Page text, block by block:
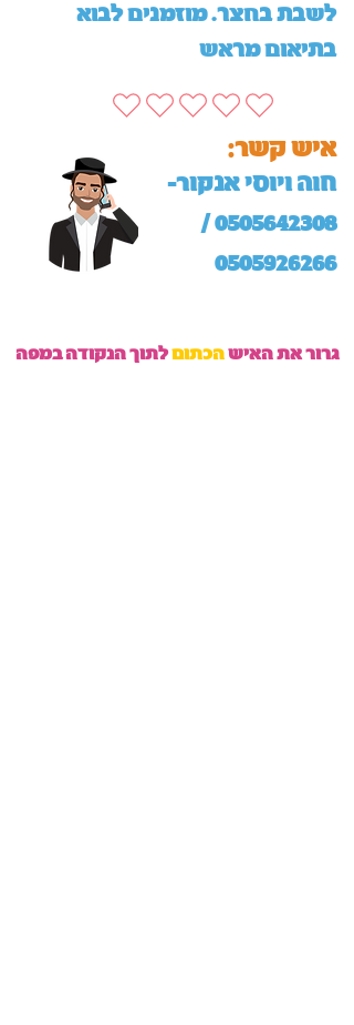
לשבת בחצר. מוזמנים לבוא
בתיאום מראש
חוה ויוסי אנקור-
0505642308
/
0505926266
:איש קשר
גרור את האישהכתוםלתוך הנקודה במפה